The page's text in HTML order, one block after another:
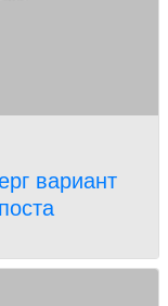
вариант